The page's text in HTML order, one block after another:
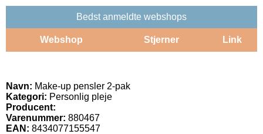
Bedst anmeldte webshops
Webshop Stjerner Link
Navn: Make-up pensler 2-pak
Kategori: Personlig pleje
Producent:
Varenummer: 880467
EAN: 8434077155547